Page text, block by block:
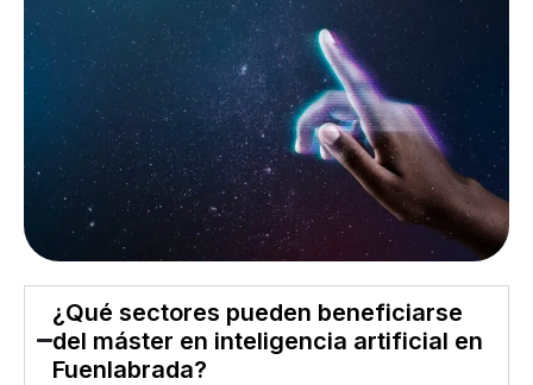
¿Qué sectores pueden beneficiarse
del máster en inteligencia artificial en
Fuenlabrada?